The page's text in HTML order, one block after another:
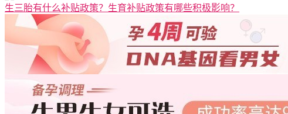
生三胎有什么补贴政策？生育补贴政策有哪些积极影响？